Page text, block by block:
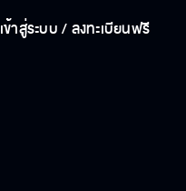
เข้าสู่ระบบ / ลงทะเบียนฟรี